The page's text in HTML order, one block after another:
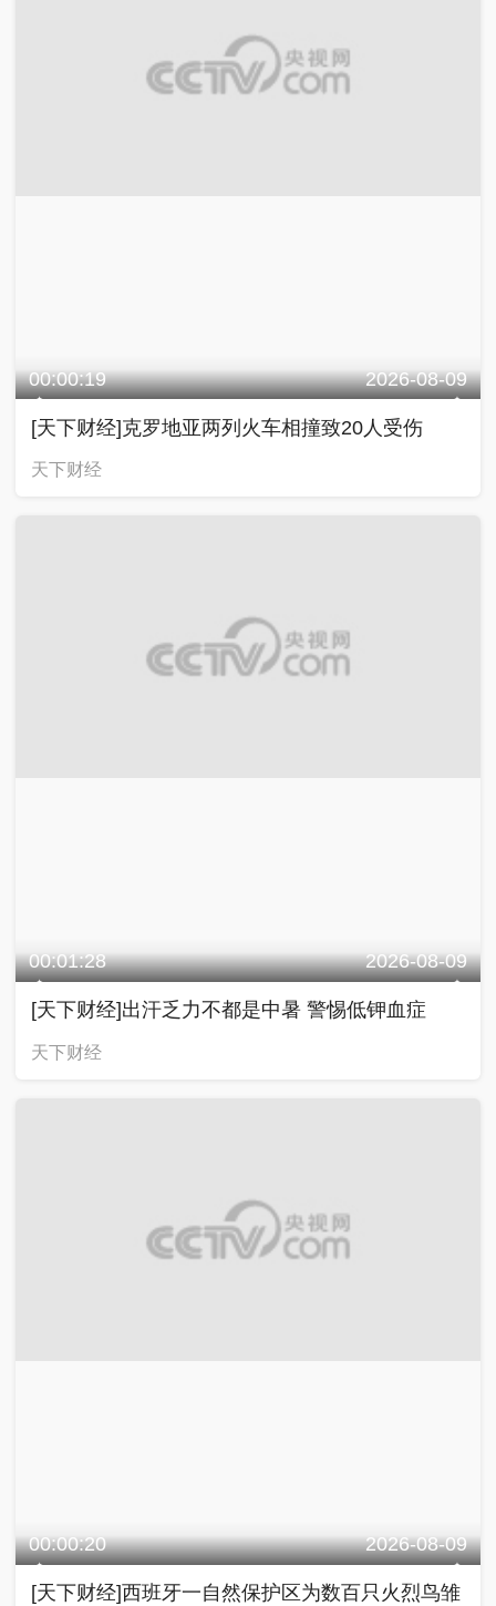
00:00:19 2026-08-09
[天下财经]克罗地亚两列火车相撞致20人受伤
天下财经
00:01:28 2026-08-09
[天下财经]出汗乏力不都是中暑 警惕低钾血症
天下财经
00:00:20 2026-08-09
[天下财经]西班牙一自然保护区为数百只火烈鸟雏